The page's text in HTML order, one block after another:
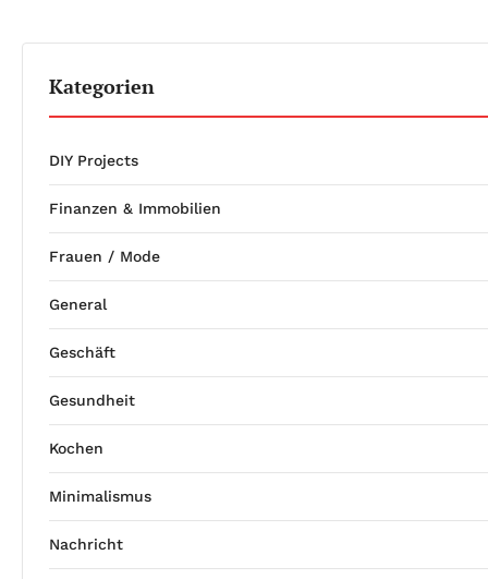
Kategorien
DIY Projects
Finanzen & Immobilien
Frauen / Mode
General
Geschäft
Gesundheit
Kochen
Minimalismus
Nachricht